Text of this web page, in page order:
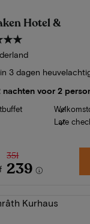
Hotel &
3 dagen
nachten voor 2
Late
351
239